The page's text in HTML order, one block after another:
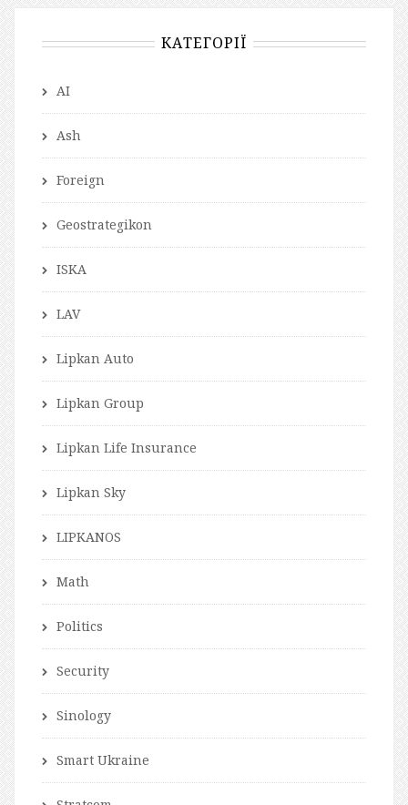
КАТЕГОРІЇ
AI
Ash
Foreign
Geostrategikon
ISKA
LAV
Lipkan Auto
Lipkan Group
Lipkan Life Insurance
Lipkan Sky
LIPKANOS
Math
Politics
Security
Sinology
Smart Ukraine